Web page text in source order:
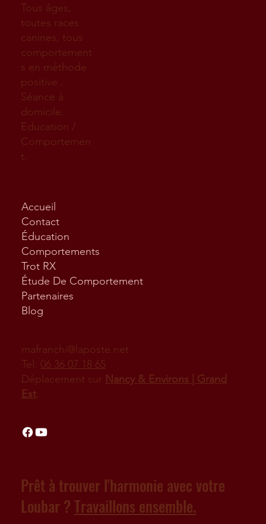
Tous âges,
toutes races
canines, tous
comportement
s en méthode
positive .
Séance à
domicile.
Education /
Comportemen
t.
Accueil
Contact
Éducation
Comportements
Trot RX
Étude De Comportement
Partenaires
Blog
mafranchi@laposte.net
Tel: 06 36 07 18 65
Déplacement sur Nancy & Environs | Grand
Est.
Prêt à trouver l'harmonie avec votre
Loubar ? Travaillons ensemble.